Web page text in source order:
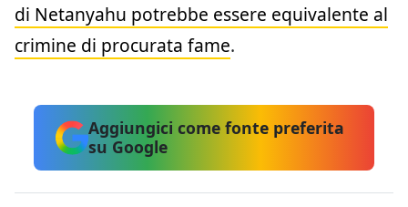
di Netanyahu potrebbe essere equivalente al
crimine di procurata fame.
Aggiungici come fonte preferita
su Google